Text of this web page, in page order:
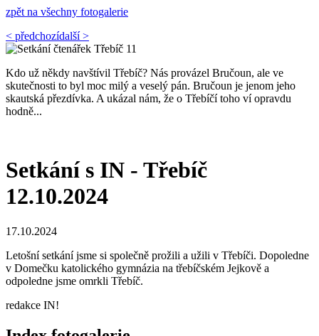
zpět na všechny fotogalerie
< předchozídalší >
Kdo už někdy navštívil Třebíč? Nás provázel Bručoun, ale ve
skutečnosti to byl moc milý a veselý pán. Bručoun je jenom jeho
skautská přezdívka. A ukázal nám, že o Třebíčí toho ví opravdu
hodně...
Setkání s IN - Třebíč
12.10.2024
17.10.2024
Letošní setkání jsme si společně prožili a užili v Třebíči. Dopoledne
v Domečku katolického gymnázia na třebíčském Jejkově a
odpoledne jsme omrkli Třebíč.
redakce IN!